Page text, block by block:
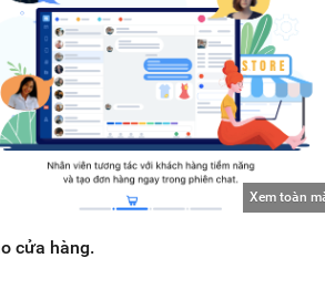
Xem toàn
cửa hàng.